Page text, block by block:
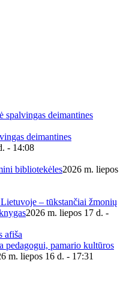
deimantines
- 14:08
bibliotekėles2026 m. liepos
– tūkstančiai žmonių
2026 m. liepos 17 d. -
pedagogui, pamario kultūros
m. liepos 16 d. - 17:31